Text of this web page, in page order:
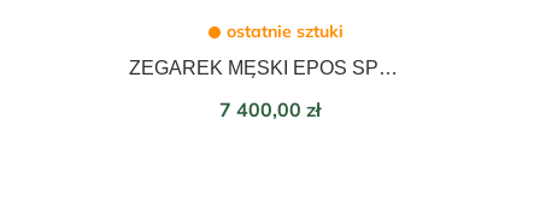
ostatnie sztuki
ZEGAREK MĘSKI EPOS SPORTIVE AUTOMATIC 41mm 3506.132.20.15.30
Cena
7 400,00 zł